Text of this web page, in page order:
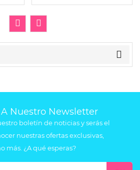
Nuestro Newsletter
boletín de noticias y serás el
nuestras ofertas exclusivas,
más. ¿A qué esperas?